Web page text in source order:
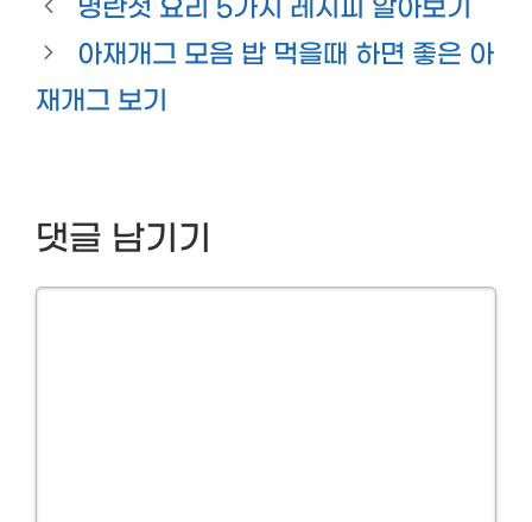
명란젓 요리 5가지 레시피 알아보기
아재개그 모음 밥 먹을때 하면 좋은 아
재개그 보기
댓글 남기기